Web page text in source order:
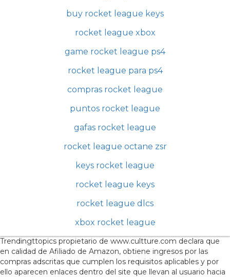
buy rocket league keys
rocket league xbox
game rocket league ps4
rocket league para ps4
compras rocket league
puntos rocket league
gafas rocket league
rocket league octane zsr
keys rocket league
rocket league keys
rocket league dlcs
xbox rocket league
Trendingttopics propietario de www.cultture.com declara que
en calidad de Afiliado de Amazon, obtiene ingresos por las
compras adscritas que cumplen los requisitos aplicables y por
ello aparecen enlaces dentro del site que llevan al usuario hacia